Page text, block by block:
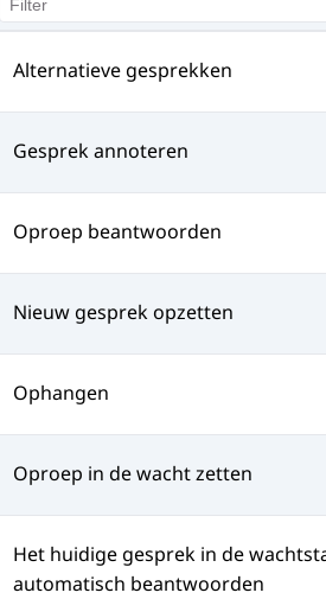
Alternatieve gesprekken
Gesprek annoteren
Oproep beantwoorden
Nieuw gesprek opzetten
Ophangen
Oproep in de wacht zetten
Het huidige gesprek in de
automatisch beantwoorden